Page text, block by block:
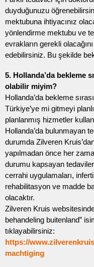
duyduğunuzu
mektubuna ihtiyacınız
yönlendirme mektubu ve
evrakların gerekli olacağını
edebilirsiniz. Bu şekilde
5. Hollanda’da bekleme
olabilir miyim?
Hollanda’da bekleme
Türkiye’ye mi gitmeyi
planlanmış hizmetler
Hollanda’da bulunmayan
durumda Zilveren
yapılmadan önce her
durumu kapsayan
cerrahi uygulamaları,
rehabilitasyon ve madde
olacaktır.
Zilveren Kruis
behandeling buitenland”
tıklayabilirsiniz:
https://
machtiging